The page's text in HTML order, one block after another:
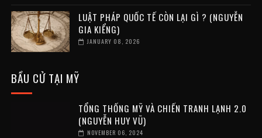
LUẬT PHÁP QUỐC TẾ CÒN LẠI GÌ ? (NGUYỄN
GIA KIỂNG)
JANUARY 08, 2026
BẦU CỬ TẠI MỸ
TỔNG THỐNG MỸ VÀ CHIẾN TRANH LẠNH 2.0
(NGUYỄN HUY VŨ)
NOVEMBER 06, 2024